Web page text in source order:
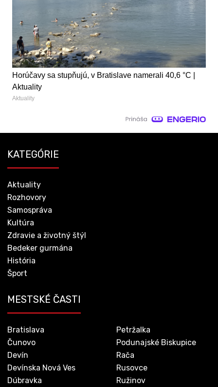
Horúčavy sa stupňujú, v Bratislave namerali 40,6 °C |
Aktuality
Aktuality
KATEGÓRIE
Aktuality
Rozhovory
Samospráva
Kultúra
Zdravie a životný štýl
Bedeker gurmána
História
Šport
MESTSKÉ ČASTI
Bratislava
Čunovo
Devín
Devínska Nová Ves
Dúbravka
Petržalka
Podunajské Biskupice
Rača
Rusovce
Ružinov